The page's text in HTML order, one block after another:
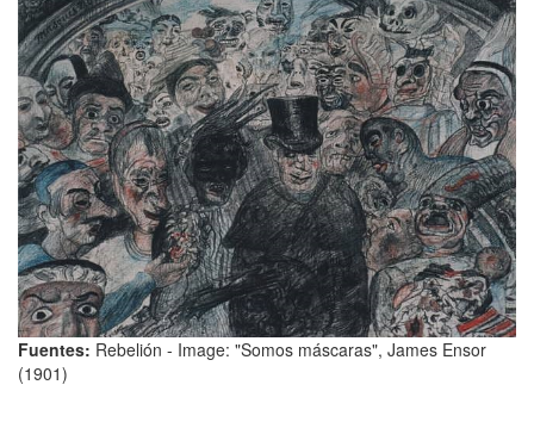
Fuentes: Rebelión - Image: "Somos máscaras", James Ensor
(1901)